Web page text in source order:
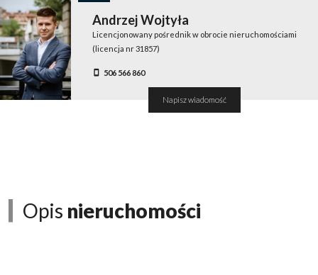
Andrzej Wojtyła
Licencjonowany pośrednik w obrocie nieruchomościami
(licencja nr 31857)
506 566 860
Napisz wiadomość
Opis nieruchomości